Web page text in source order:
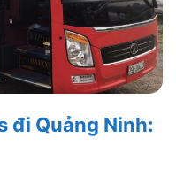
đi Quảng Ninh: